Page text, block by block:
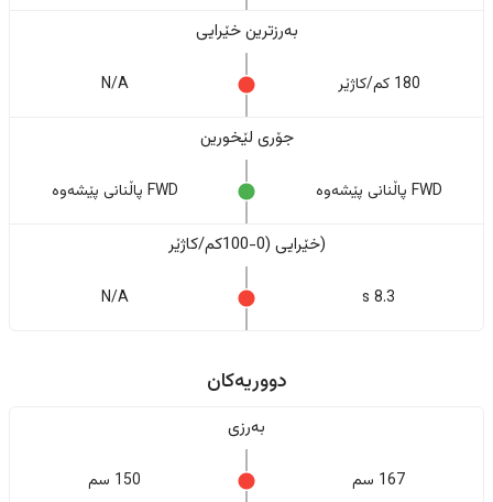
بەرزترین خێرایی
180 کم/کاژێر N/A
جۆری لێخورین
FWD پاڵنانی پێشەوە FWD پاڵنانی پێشەوە
(خێرایی (0-100کم/کاژێر
8.3 s
N/A
دووریەکان
بەرزی
167 سم 150 سم